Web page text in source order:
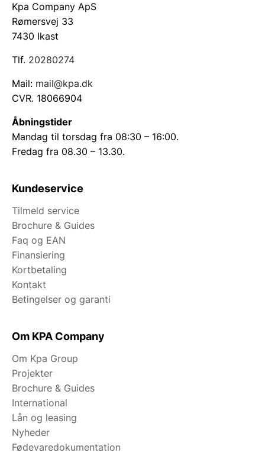
Kpa Company ApS
Rømersvej 33
7430 Ikast
Tlf. 20280274
Mail: mail@kpa.dk
CVR. 18066904
Åbningstider
Mandag til torsdag fra 08:30 – 16:00.
Fredag fra 08.30 – 13.30.
Kundeservice
Tilmeld service
Brochure & Guides
Faq og EAN
Finansiering
Kortbetaling
Kontakt
Betingelser og garanti
Om KPA Company
Om Kpa Group
Projekter
Brochure & Guides
International
Lån og leasing
Nyheder
Fødevaredokumentation